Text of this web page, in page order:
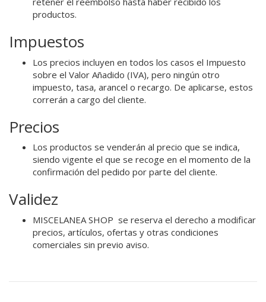
productos.
Impuestos
Los precios incluyen en todos los casos el Impuesto
sobre el Valor Añadido (IVA), pero ningún otro
impuesto, tasa, arancel o recargo. De aplicarse, estos
correrán a cargo del cliente.
Precios
Los productos se venderán al precio que se indica,
siendo vigente el que se recoge en el momento de la
confirmación del pedido por parte del cliente.
Validez
MISCELANEA SHOP se reserva el derecho a modificar
precios, artículos, ofertas y otras condiciones
comerciales sin previo aviso.